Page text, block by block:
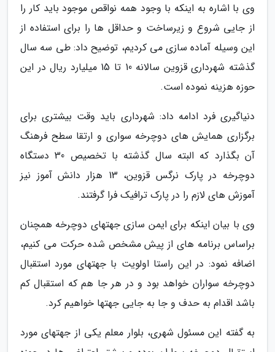
وی با اشاره به اینکه با وجود همه نواقص موجود باید کار را
از جایی شروع و زیرساخت و حداقل ها را برای استفاده از
این وسیله آماده سازی می کردیم، توضیح داد: طی سه سال
گذشته شهرداری قزوین سالانه 10 تا 15 میلیارد ریال در این
حوزه هزینه نموده است.
دنیاگیری فرد ادامه داد: شهرداری باید وقت بیشتری برای
برگزاری همایش های دوچرخه سواری و ارتقا سطح فرهنگ
آن بگذارد که البته سال گذشته با تخصیص 30 دستگاه
دوچرخه در پارک نرگس قزوین، 13 هزار دانش آموز نیز
آموزش های لازم را در پارک ترافیک فرا گرفتند.
وی با بیان اینکه برای ایمن سازی جهتهای دوچرخه همچنان
براساس برنامه های از پیش مشخص شده حرکت می کنیم،
اضافه نمود: در این راستا اولویت با جهتهای مورد استقبال
دوچرخه سواران خواهد بود و در هر جا هم که استقبال کم
باشد اقدام به حدف و جا به جایی جهتها خواهیم کرد.
به گفته این مسئول شهری، بلوار معلم یکی از جهتهای مورد